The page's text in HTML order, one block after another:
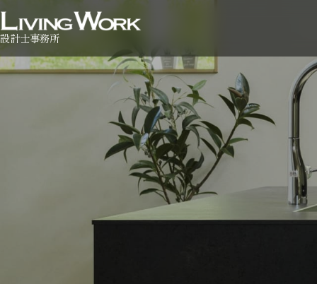
設計士事務所